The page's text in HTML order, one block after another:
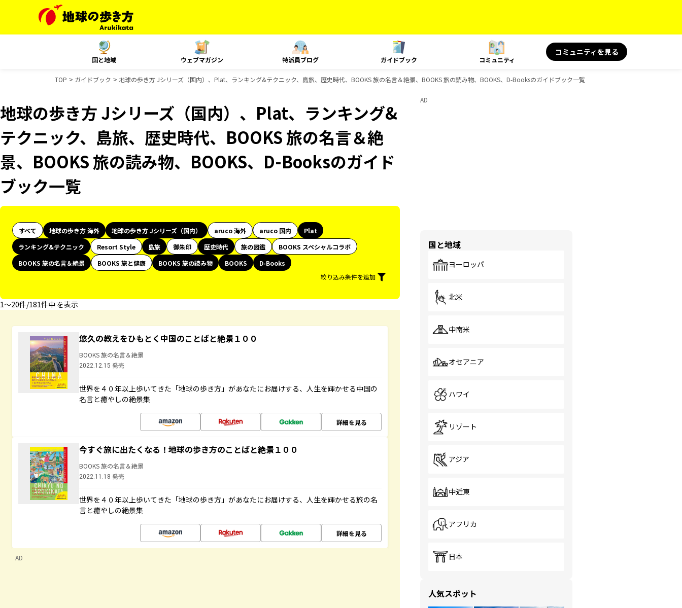
国と地域 ウェブマガジン 特派員ブログ ガイドブック コミュニティ
コミュニティを見る
TOP ガイドブック 地球の歩き方 Jシリーズ（国内）、Plat、ランキング&テクニック、島旅、歴史時代、BOOKS 旅の名言＆絶景、BOOKS 旅の読み物、BOOKS、D-Booksのガイドブック一覧
地球の歩き方 Jシリーズ（国内）、Plat、ランキング&
テクニック、島旅、歴史時代、BOOKS 旅の名言＆絶
景、BOOKS 旅の読み物、BOOKS、D-Booksのガイド
ブック一覧
すべて 地球の歩き方 海外 地球の歩き方 Jシリーズ（国内） aruco 海外 aruco 国内
Plat
ランキング&テクニック
Resort Style 島旅 御朱印 歴史時代 旅の図鑑
BOOKS スペシャルコラボ
BOOKS 旅の名言＆絶景
BOOKS 旅と健康 BOOKS 旅の読み物 BOOKS
D-Books
絞り込み条件を追加
1〜20件/181件中 を表示
悠久の教えをひもとく中国のことばと絶景１００
BOOKS 旅の名言＆絶景
2022.12.15 発売
世界を４０年以上歩いてきた「地球の歩き方」があなたにお届けする、人生を輝かせる中国の
名言と癒やしの絶景集
詳細を見る
今すぐ旅に出たくなる！地球の歩き方のことばと絶景１００
BOOKS 旅の名言＆絶景
2022.11.18 発売
世界を４０年以上歩いてきた「地球の歩き方」があなたにお届けする、人生を輝かせる旅の名
言と癒やしの絶景集
詳細を見る
AD
AD
国と地域
ヨーロッパ
北米
中南米
オセアニア
ハワイ
リゾート
アジア
中近東
アフリカ
日本
人気スポット